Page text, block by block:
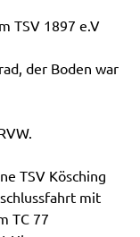
TSV 1897 e.V
der Boden war
TSV Kösching
mit
TC 77